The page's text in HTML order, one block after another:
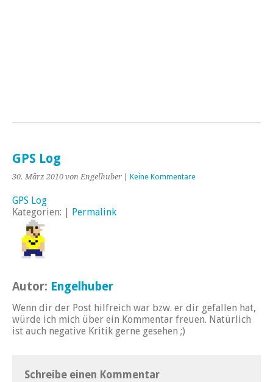
GPS Log
30. März 2010 von Engelhuber Keine Kommentare
GPS Log
Kategorien: |
Permalink
Autor: Engelhuber
Wenn dir der Post hilfreich war bzw. er dir gefallen hat,
würde ich mich über ein Kommentar freuen. Natürlich
ist auch negative Kritik gerne gesehen ;)
Schreibe einen Kommentar